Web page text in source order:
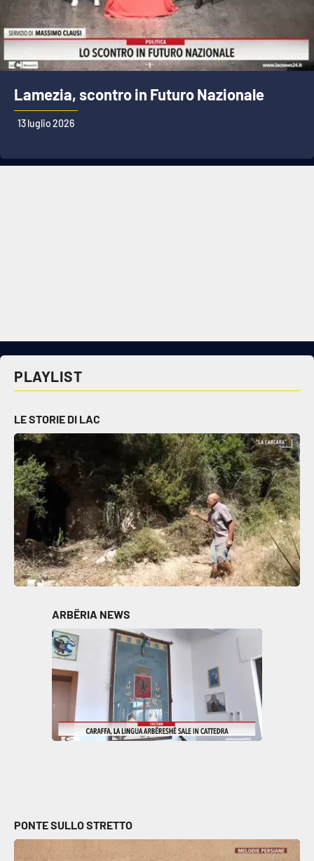
Lamezia, scontro in Futuro Nazionale
13 luglio 2026
PLAYLIST
LE STORIE DI LAC
ARBËRIA NEWS
PONTE SULLO STRETTO